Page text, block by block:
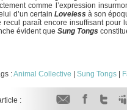
comme l’expression
d’un certain Loveless à son
recul paraît encore insuffisant pour
évident que Sung Tongs
:Animal Collective Sung Tongs|
: